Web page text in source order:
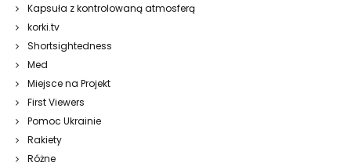
Kapsuła z kontrolowaną atmosferą
korki.tv
Shortsightedness
Med
Miejsce na Projekt
First Viewers
Pomoc Ukrainie
Rakiety
Różne